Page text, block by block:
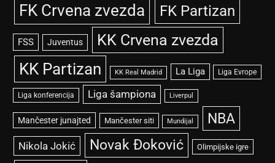
FK Crvena zvezda FK Partizan
FSS Juventus KK Crvena zvezda
KK Partizan KK Real Madrid La Liga Liga Evrope
Liga konferencija Liga šampiona Liverpul
Mančester junajted Mančester siti Mundijal NBA
Nikola Jokić Novak Đoković Olimpijske igre